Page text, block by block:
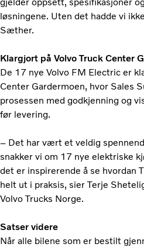
løsningene. Uten det hadde vi
Sæther.
Klargjort på Volvo Truck Center
De 17 nye Volvo FM Electric er
Center Gardermoen, hvor Sales
prosessen med godkjenning og
før levering.
– Det har vært et veldig
snakker vi om 17 nye elektriske
det er inspirerende å se hvordan
helt ut i praksis, sier Terje
Volvo Trucks Norge.
Satser videre
Når alle bilene som er bestilt